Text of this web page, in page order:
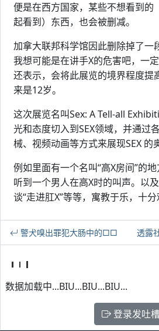
便是在西方国家，某些不想看到的
起看到）东西，也会被删减。
加拿大联邦科学馆因此删除掉了一
我想可能是在讲手X的危害吧，一
还表示，会将此展览的境界程度提
来是12岁。
这次展览名叫Sex: A Tell-all
光和态度切入到SEX领域，并通过
械、视频动画等方式来展现SEX 的
例如里面有一个名叫“高X房间”的
听到一个男人在高X时的叫声。以
谈“走进肛X”等等，寓教于乐，十分
警犬嗅出罪犯大肠中的□□ 透露
数据加载中...BIU...BIU...BIU...
登录发吐